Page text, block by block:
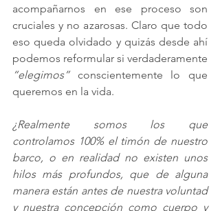
acompañarnos en ese proceso son
cruciales y no azarosas. Claro que todo
eso queda olvidado y quizás desde ahí
“elegimos” conscientemente lo que
queremos en la vida.
¿Realmente somos los que
controlamos 100% el timón de nuestro
barco, o en realidad no existen unos
hilos más profundos, que de alguna
manera están antes de nuestra voluntad
y nuestra concepción como cuerpo y